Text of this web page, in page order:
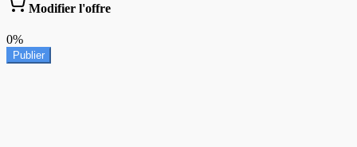
Modifier l'offre
0%
Publier